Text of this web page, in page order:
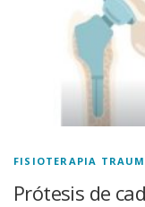
FISIOTERAPIA
Prótesis de